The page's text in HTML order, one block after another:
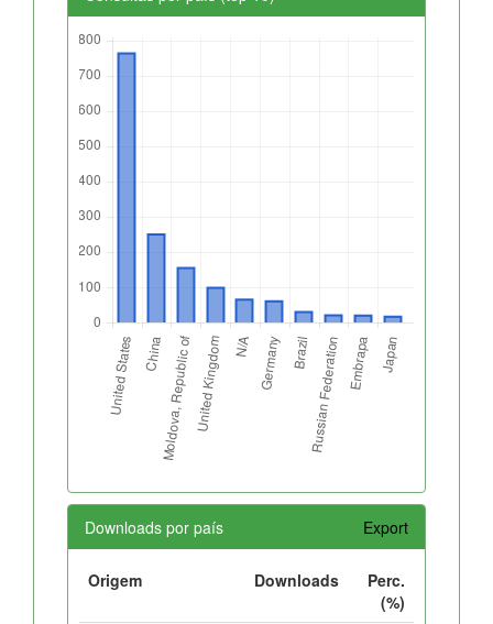
Downloads por país Export
Origem Downloads
Perc.
(%)